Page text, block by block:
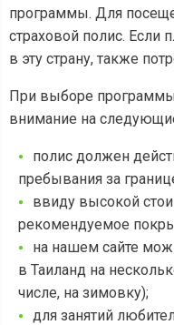
программы. Для
страховой полис. Если
в эту страну, также
При выборе программы
внимание на
полис должен
пребывания за
ввиду высокой
рекомендуемое
на нашем сайте
в Таиланд на
числе, на зимовку);
для занятий